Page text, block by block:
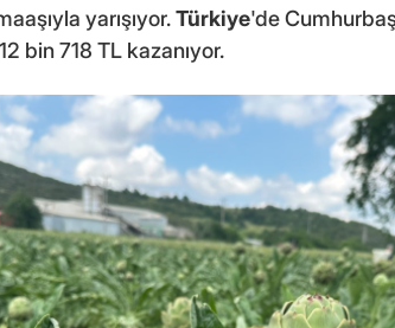
yarışıyor.Türkiye'de
bin 718 TL kazanıyor.